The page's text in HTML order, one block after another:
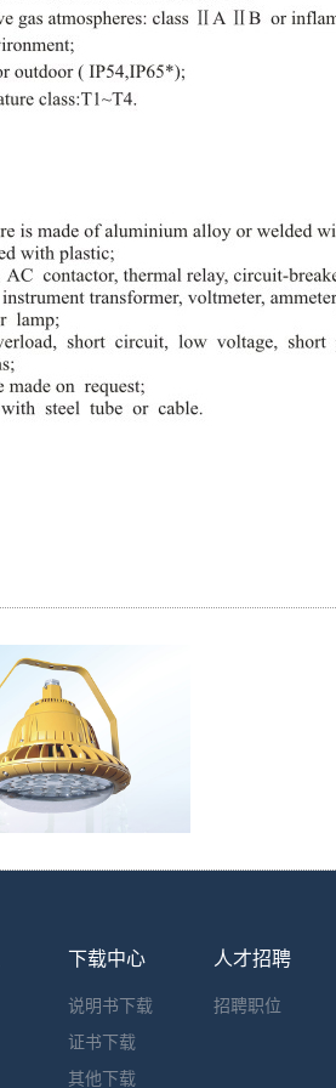
下载中心
说明书下载
证书下载
其他下载
人才招聘
招聘职位